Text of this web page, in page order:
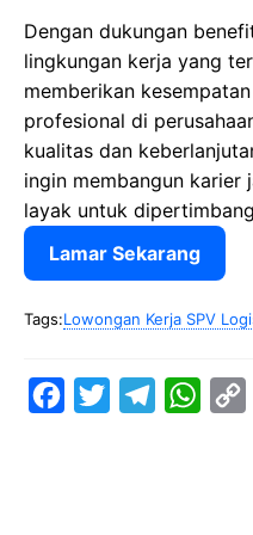
Dengan dukungan
lingkungan kerja yang
memberikan
profesional di
kualitas dan
ingin membangun karier
layak untuk
Lamar Sekarang
Tags:Lowongan Kerja SPV
W